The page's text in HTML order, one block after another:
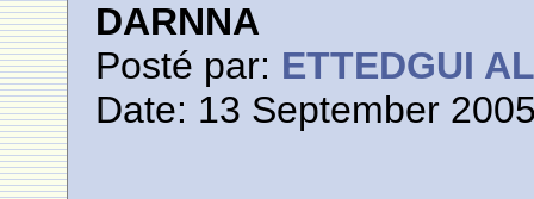
DARNNA
Posté par: ETTEDGUI
Date: 13 September